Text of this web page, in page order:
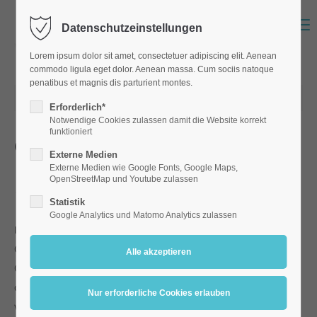
21.03.2024 07:32
Gewaltprävention
S tark + Fair an der Grundschule Hemau
In der Woche vor den Osterferien fand zum zweiten Mal das
Gewaltpräventionsprogramm „stark + fair“ für alle 3. Klassen der
Grundschule statt. Gemeinsam mit den Trainern und Trainerinnen
des Temprament Teams lernten die Kinder spielerisch
verschiedene Begriffe kennen, die den Umgang im Schulalltag
Datenschutzeinstellungen
Lorem ipsum dolor sit amet, consectetuer adipiscing elit. Aenean
commodo ligula eget dolor. Aenean massa. Cum sociis natoque
penatibus et magnis dis parturient montes.
Erforderlich*
Notwendige Cookies zulassen damit die Website korrekt
funktioniert
Externe Medien
Externe Medien wie Google Fonts, Google Maps,
OpenStreetMap und Youtube zulassen
Statistik
Google Analytics und Matomo Analytics zulassen